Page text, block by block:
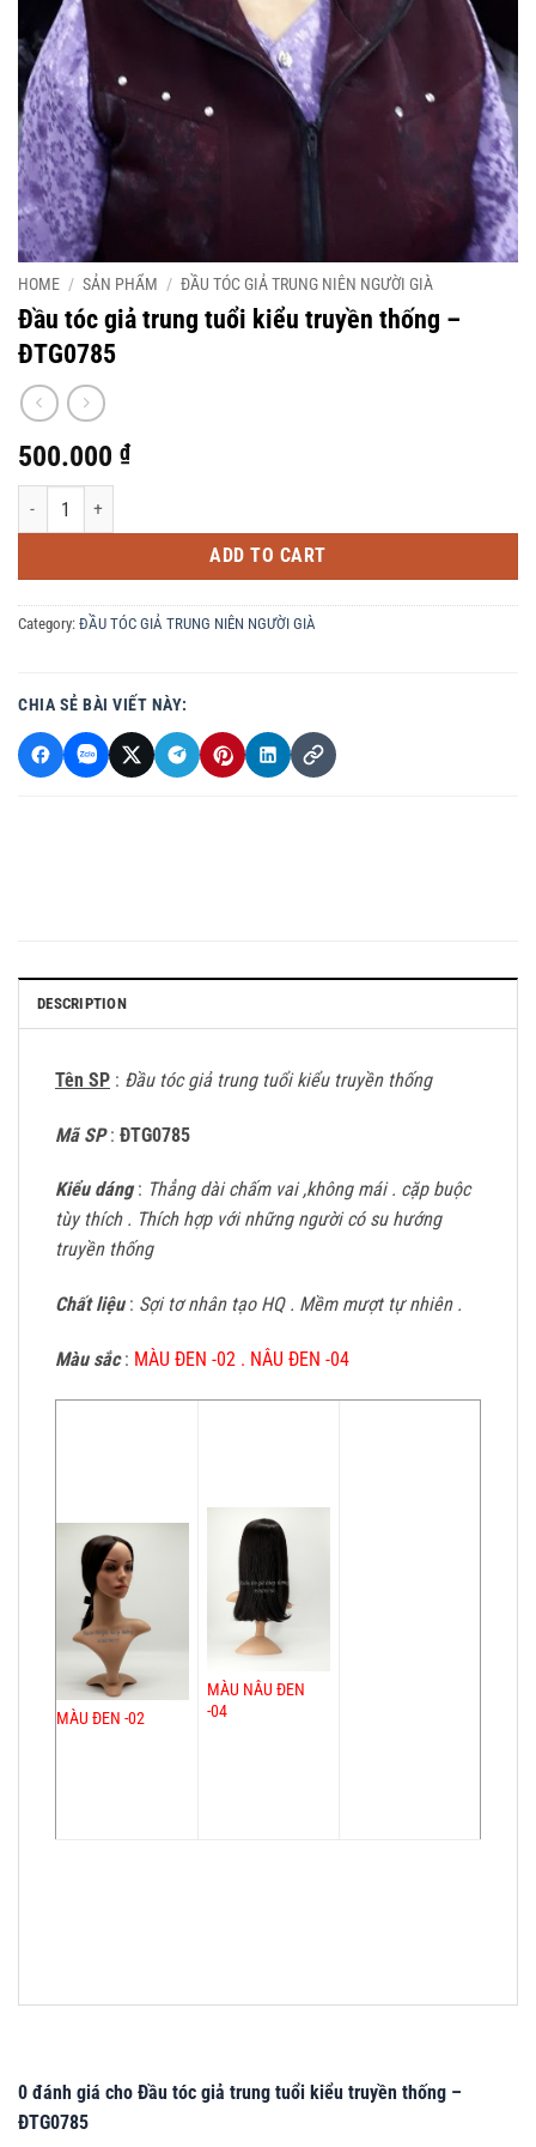
HOME / SẢN PHẨM / ĐẦU TÓC GIẢ TRUNG NIÊN NGƯỜI GIÀ
Đầu tóc giả trung tuổi kiểu truyền thống –
ĐTG0785
500.000 ₫
Đầu tóc giả trung tuổi kiểu truyền thống - ĐTG0785 quantity
ADD TO CART
Category: ĐẦU TÓC GIẢ TRUNG NIÊN NGƯỜI GIÀ
CHIA SẺ BÀI VIẾT NÀY:
DESCRIPTION
Tên SP : Đầu tóc giả trung tuổi kiểu truyền thống
Mã SP: ĐTG0785
Kiểu dáng: Thẳng dài chấm vai ,không mái . cặp buộc
tùy thích . Thích hợp với những người có su hướng
truyền thống
Chất liệu: Sợi tơ nhân tạo HQ . Mềm mượt tự nhiên .
Màu sắc: MÀU ĐEN -02 . NÂU ĐEN -04
MÀU ĐEN -02
MÀU NÂU ĐEN
-04
0 đánh giá cho Đầu tóc giả trung tuổi kiểu truyền thống –
ĐTG0785